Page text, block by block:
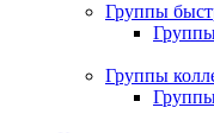
Группы
Группы